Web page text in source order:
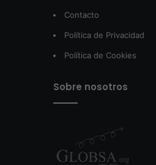
Contacto
Política de Privacidad
Política de Cookies
Sobre nosotros